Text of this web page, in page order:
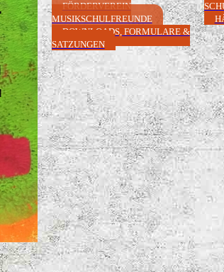
FÖRDERVEREIN
MUSIKSCHULFREUNDE
DOWNLOADS, FORMULARE &
SATZUNGEN